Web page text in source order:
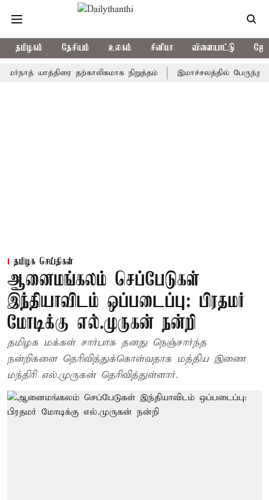
தமிழகம் தேசியம் உலகம் சினிமா விளையாட்டு
யாத்திரை தற்காலிகமாக நிறுத்தம் இமாச்சலத்தில் பேருந்து
தமிழக செய்திகள்
ஆனைமங்கலம் செப்பேடுகள்
இந்தியாவிடம் ஒப்படைப்பு: பிரதமர்
மோடிக்கு எல்.முருகன் நன்றி
தமிழக மக்கள் சார்பாக தனது நெஞ்சார்ந்த
நன்றிகளை தெரிவித்துக்கொள்வதாக மத்திய இணை
மந்திரி எல்.முருகன் தெரிவித்துள்ளார்.